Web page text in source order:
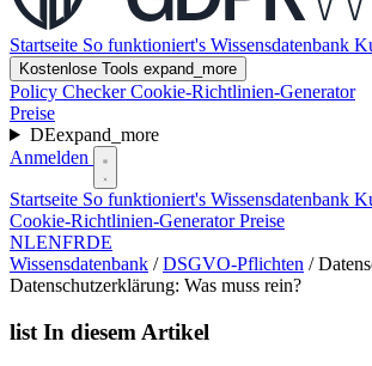
Startseite So funktioniert's Wissensdatenbank
Kostenlose Tools expand_more
Policy CheckerCookie-Richtlinien-Generator
Preise
DEexpand_more
Anmelden
Startseite So funktioniert's Wissensdatenbank
Cookie-Richtlinien-GeneratorPreise
NLENFRDE
Wissensdatenbank / DSGVO-Pflichten /
Datenschutzerklärung: Was muss rein?
list In diesem Artikel